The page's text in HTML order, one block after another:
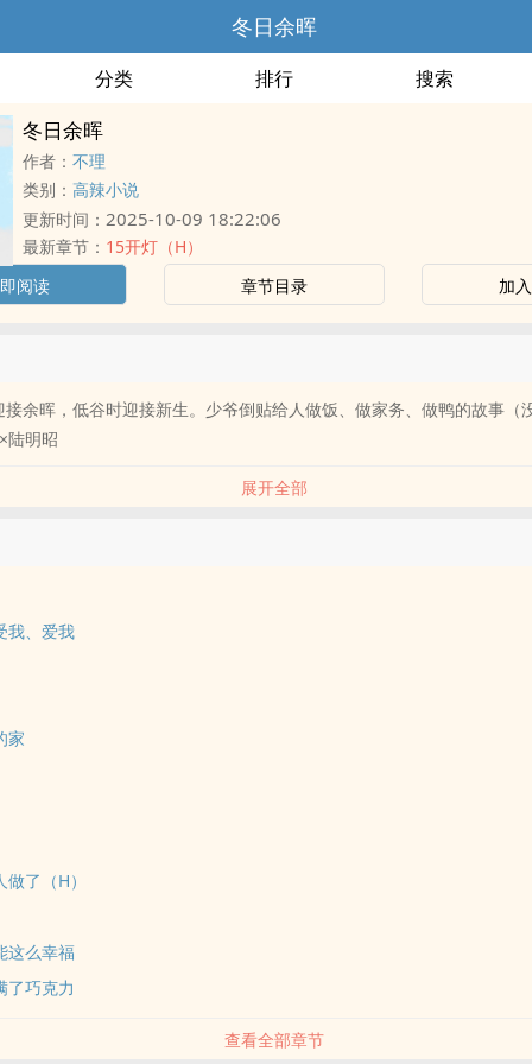
冬日余晖
分类 排行 搜索
冬日余晖
作者： 不理
类别： 高辣小说
更新时间： 2025-10-09 18:22:06
最新章节： 15开灯（H）
阅读
章节目录 加
晖，低谷时迎接新生。少爷倒贴给人做饭、做家务、做鸭的故事（
陆明昭
展开全部
我、爱我
家
了（H）
这么幸福
了巧克力
查看全部章节